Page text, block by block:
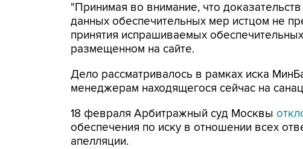
"Принимая во внимание, что
данных обеспечительных мер истцом не
принятия испрашиваемых
размещенном на сайте.
Дело рассматривалось в рамках иска
менеджерам находящегося сейчас на
18 февраля Арбитражный суд Москвы
обеспечения по иску в отношении всех
апелляции.